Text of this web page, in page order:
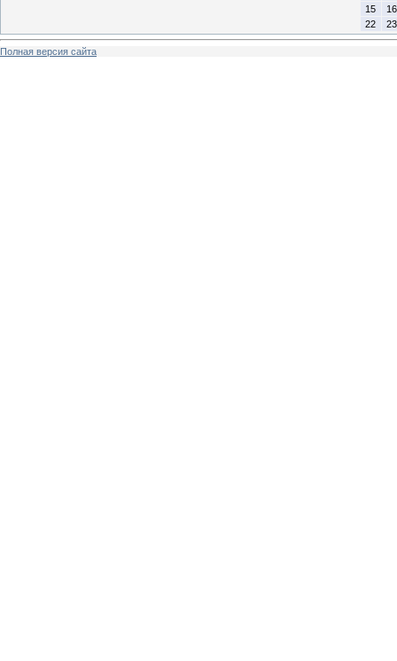
15
16
22
23
Полная версия сайта